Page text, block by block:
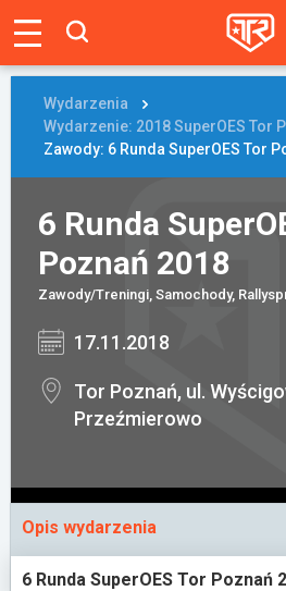
Tablica
Wyniki
Galerie
Wydarzenia
Giełda
Ranking
Załóż konto
Wydarzenia
Wydarzenie: 2018 SuperOES Tor
Zawody: 6 Runda SuperOES Tor
6 Runda
Poznań 2018
Zawody/Treningi, Samochody,
17.11.2018
Tor Poznań, ul.
Przeźmierowo
Opis wydarzenia
6 Runda SuperOES Tor Poznań